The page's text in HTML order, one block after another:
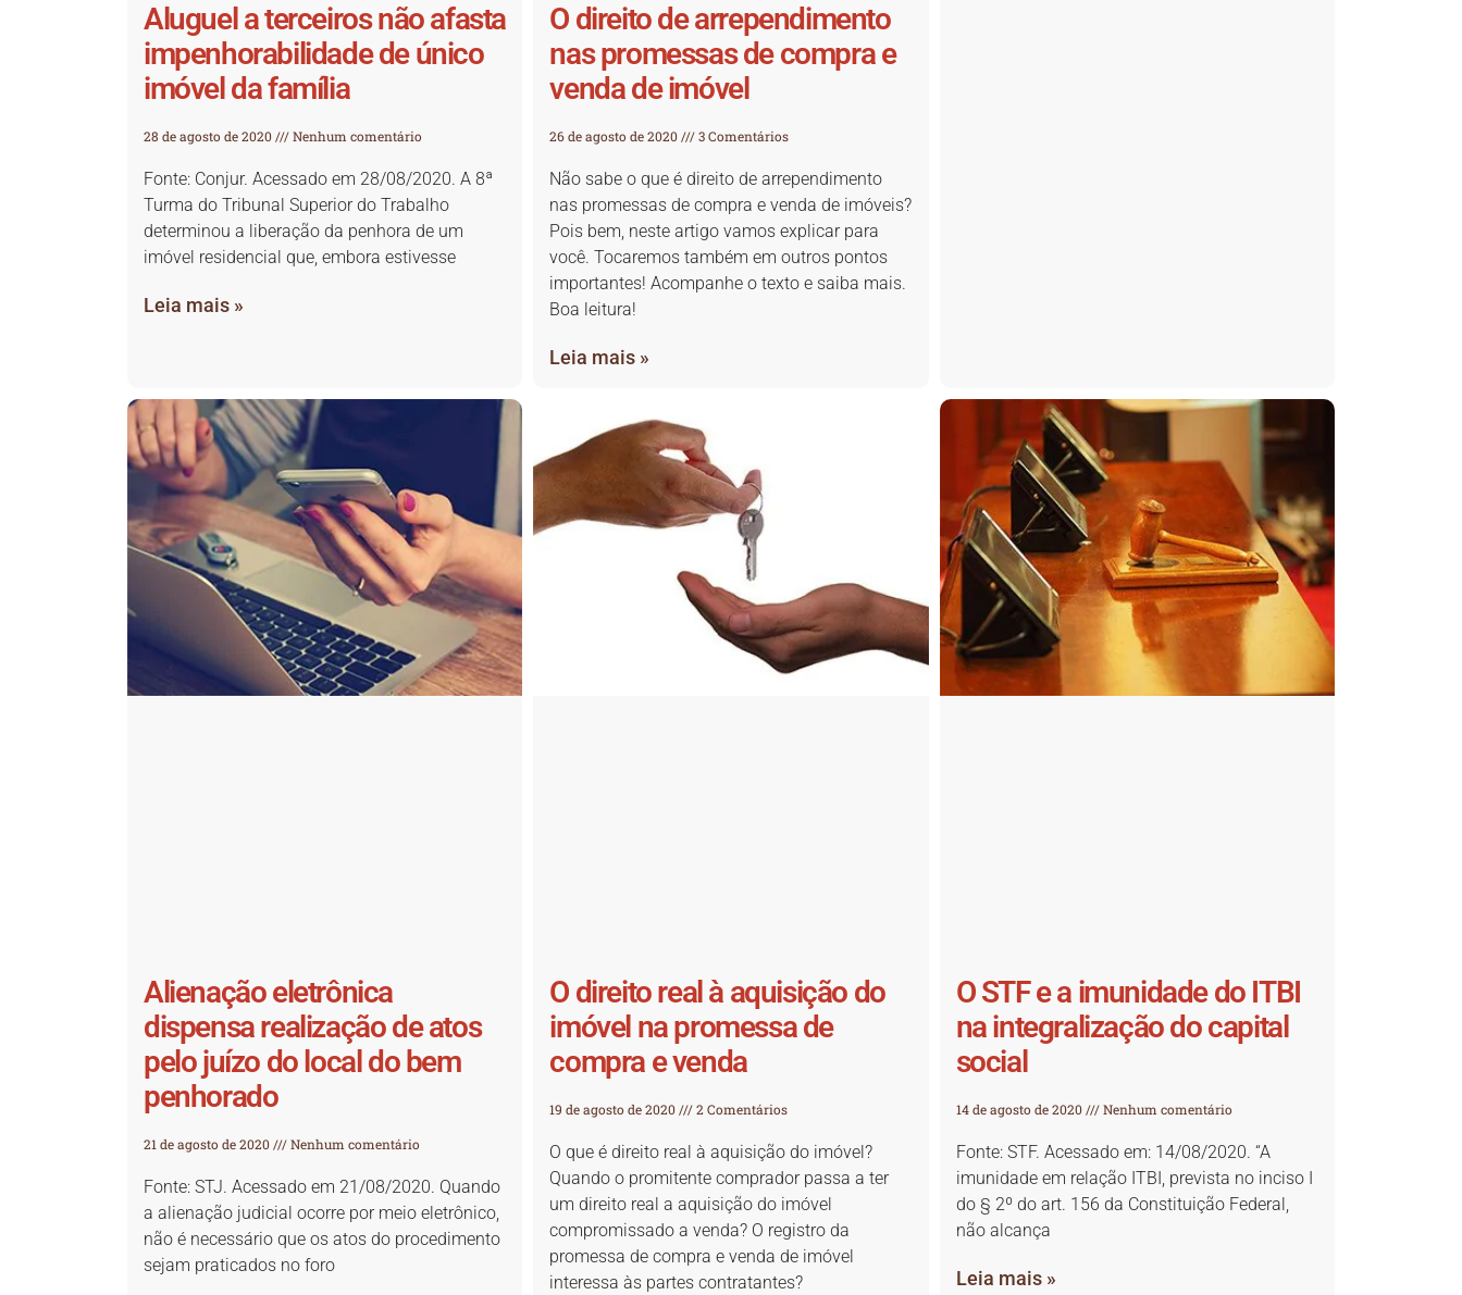
Aluguel a terceiros não afasta
impenhorabilidade de único
imóvel da família
28 de agosto de 2020 Nenhum comentário
Fonte: Conjur. Acessado em 28/08/2020. A 8ª
Turma do Tribunal Superior do Trabalho
determinou a liberação da penhora de um
imóvel residencial que, embora estivesse
Leia mais »
O direito de arrependimento
nas promessas de compra e
venda de imóvel
26 de agosto de 2020 3 Comentários
Não sabe o que é direito de arrependimento
nas promessas de compra e venda de imóveis?
Pois bem, neste artigo vamos explicar para
você. Tocaremos também em outros pontos
importantes! Acompanhe o texto e saiba mais.
Boa leitura!
Leia mais »
Alienação eletrônica
dispensa realização de atos
pelo juízo do local do bem
penhorado
21 de agosto de 2020 Nenhum comentário
Fonte: STJ. Acessado em 21/08/2020. Quando
a alienação judicial ocorre por meio eletrônico,
não é necessário que os atos do procedimento
sejam praticados no foro
O direito real à aquisição do
imóvel na promessa de
compra e venda
19 de agosto de 2020 2 Comentários
O que é direito real à aquisição do imóvel?
Quando o promitente comprador passa a ter
um direito real a aquisição do imóvel
compromissado a venda? O registro da
promessa de compra e venda de imóvel
interessa às partes contratantes?
O STF e a imunidade do ITBI
na integralização do capital
social
14 de agosto de 2020 Nenhum comentário
Fonte: STF. Acessado em: 14/08/2020. “A
imunidade em relação ITBI, prevista no inciso I
do § 2º do art. 156 da Constituição Federal,
não alcança
Leia mais »